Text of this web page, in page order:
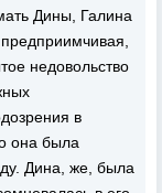
Дины, Галина
недовольство
в
она была
Дина, же, была